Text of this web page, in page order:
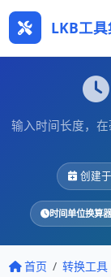
LKB工
输入时间长度，
创建
时间单位换算器
首页 转换工具